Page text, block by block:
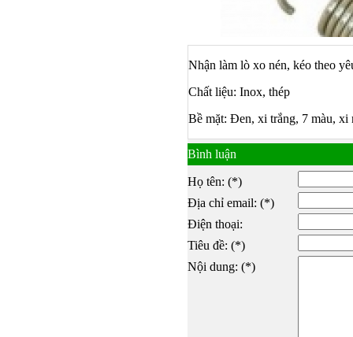
Nhận làm lò xo nén, kéo theo
Chất liệu: Inox, thép
Bề mặt: Đen, xi trắng, 7 màu, xi
Bình luận
Họ tên: (*)
Địa chỉ email: (*)
Điện thoại:
Tiêu đề: (*)
Nội dung: (*)